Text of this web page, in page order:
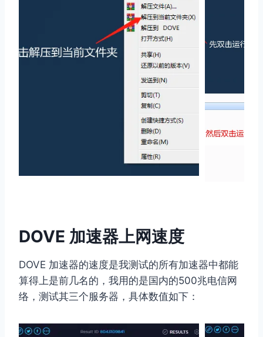
DOVE 加速器上网速度
DOVE 加速器的速度是我测试的所有加速器中都能
算得上是前几名的，我用的是国内的500兆电信网
络，测试其三个服务器，具体数值如下：